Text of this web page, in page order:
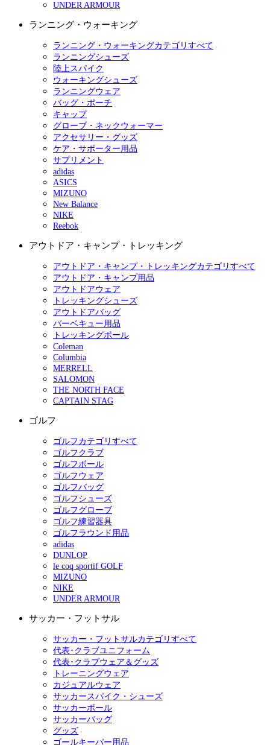
UNDER ARMOUR
ランニング・ウォーキング
ランニング・ウォーキングカテゴリすべて
ランニングシューズ
陸上スパイク
ウォーキングシューズ
ランニングウェア
バッグ・ポーチ
キャップ
グローブ・ネックウォーマー
アクセサリー・グッズ
ケア・サポーター用品
サプリメント
adidas
ASICS
MIZUNO
New Balance
NIKE
Reebok
アウトドア・キャンプ・トレッキング
アウトドア・キャンプ・トレッキングカテゴリすべて
アウトドア・キャンプ用品
アウトドアウェア
トレッキングシューズ
アウトドアバッグ
バーベキュー用品
トレッキングポール
Coleman
Columbia
MERRELL
SALOMON
THE NORTH FACE
CAPTAIN STAG
ゴルフ
ゴルフカテゴリすべて
ゴルフクラブ
ゴルフボール
ゴルフウェア
ゴルフバッグ
ゴルフシューズ
ゴルフグローブ
ゴルフ練習器具
ゴルフラウンド用品
adidas
DUNLOP
le coq sportif GOLF
MIZUNO
NIKE
UNDER ARMOUR
サッカー・フットサル
サッカー・フットサルカテゴリすべて
代表･クラブユニフォーム
代表･クラブウェア＆グッズ
トレーニングウェア
カジュアルウェア
サッカースパイク・シューズ
サッカーボール
サッカーバッグ
グッズ
ゴールキーパー用品